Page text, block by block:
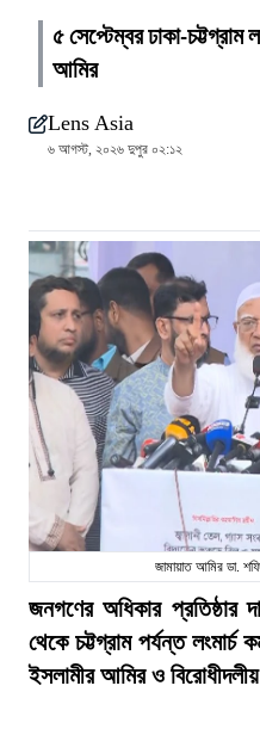
৫ সেপ্টেম্বর ঢাকা-চট্টগ্রাম
আমির
Lens Asia
৬ আগস্ট, ২০২৬ দুপুর ০২:১২
জামায়াত আমির ডা.
জনগণের অধিকার প্রতিষ্ঠার
থেকে চট্টগ্রাম পর্যন্ত লংমার্চ
ইসলামীর আমির ও